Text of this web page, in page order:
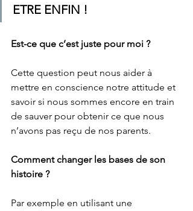
ETRE ENFIN !
Est-ce que c’est juste pour moi ?
Cette question peut nous aider à
mettre en conscience notre attitude et
savoir si nous sommes encore en train
de sauver pour obtenir ce que nous
n’avons pas reçu de nos parents.
Comment changer les bases de son
histoire ?
Par exemple en utilisant une